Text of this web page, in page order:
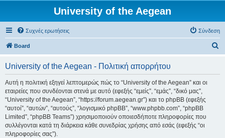
University of the Aegean
Συχνές ερωτήσεις Σύνδεση
Board
University of the Aegean - Πολιτική απορρήτου
Αυτή η πολιτική εξηγεί λεπτομερώς πώς το “University of the Aegean” και οι
εταιρείες που συνδέονται στενά με αυτό (εφεξής “εμείς”, “εμάς”, “δικό μας”,
“University of the Aegean”, “https://forum.aegean.gr”) και το phpBB (εφεξής
“αυτοί”, “αυτών”, “αυτούς”, “λογισμικό phpBB”, “www.phpbb.com”, “phpBB
Limited”, “phpBB Teams”) χρησιμοποιούν οποιεσδήποτε πληροφορίες που
συλλέγονται κατά τη διάρκεια κάθε συνεδρίας χρήσης από εσάς (εφεξής “οι
πληροφορίες σας”).